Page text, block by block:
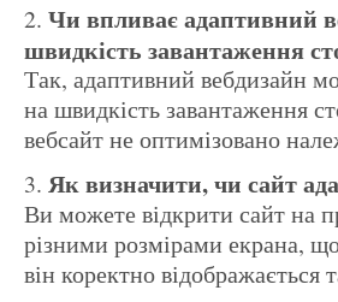
Чи впливає адаптивний вебдизайн на
швидкість завантаження
Так, адаптивний вебдизайн
на швидкість завантаження
вебсайт не оптимізовано
Як визначити, чи сайт
Ви можете відкрити сайт на
різними розмірами екрана,
він коректно відображається